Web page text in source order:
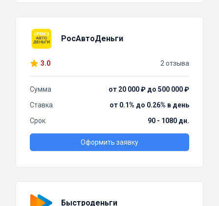
РосАвтоДеньги
3.0 2 отзыва
Сумма
от 20 000 ₽ до 500 000 ₽
Ставка
от 0.1% до 0.26% в день
Срок
90 - 1080 дн.
Оформить заявку
Быстроденьги